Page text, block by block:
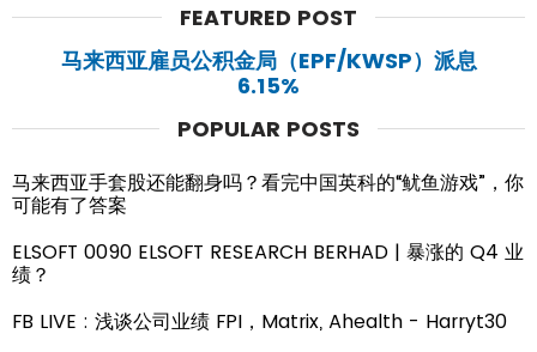
FEATURED POST
马来西亚雇员公积金局（EPF/KWSP）派息
6.15%
POPULAR POSTS
马来西亚手套股还能翻身吗？看完中国英科的“鱿鱼游戏”，你
可能有了答案
ELSOFT 0090 ELSOFT RESEARCH BERHAD | 暴涨的 Q4 业
绩？
FB LIVE : 浅谈公司业绩 FPI，Matrix, Ahealth - Harryt30